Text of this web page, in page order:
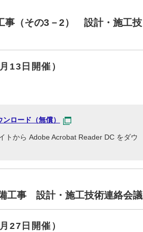
事（その3－2） 設計・施工技
13日開催）
ロード（無償）
トから Adobe Acrobat Reader DC をダウ
工事 設計・施工技術連絡会議
27日開催）